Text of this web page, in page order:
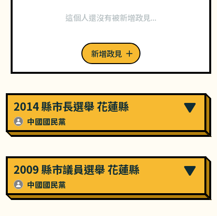
這個人還沒有被新增政見...
新增政見
2014 縣市長選舉 花蓮縣
中國國民黨
2009 縣市議員選舉 花蓮縣
中國國民黨